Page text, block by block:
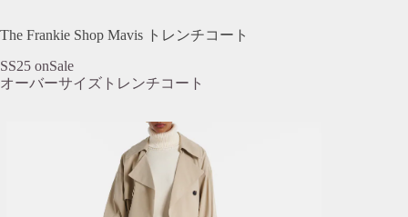
The Frankie Shop Mavis トレンチコート
SS25 onSale
オーバーサイズトレンチコート